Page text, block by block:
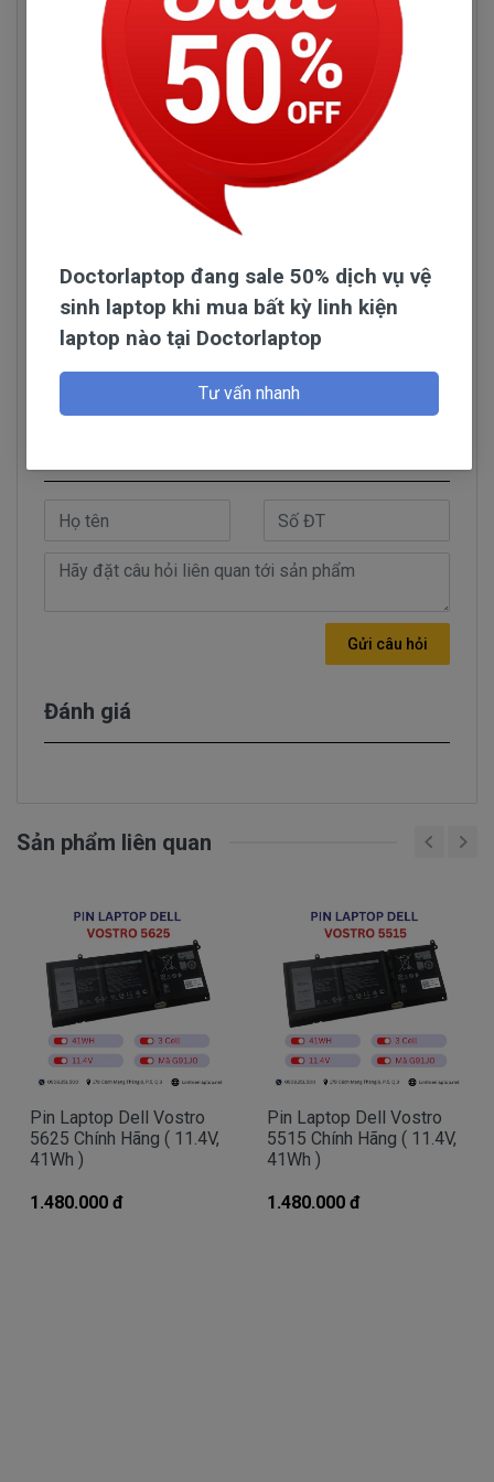
Hình pin laptop Dell Vostro 3591
Pin Máy Tính Xách Dell Vostro 3591
Những Hư Hỏng Thường Gặp
lúc pin laptop đã báo đầy nhưng khi sử
dụng thì lại rất nhanh hết pin.
- Tình trạng dang sử dụng được 15 phút tự
nhiên báo hết pin trong khi đó mới nạp pin 3
tiếng liên tục. pin báo đã đầy 100%. Báo pin
chạy được 2 giờ.
- Nạp pin liên tục nhưng không thấy nhúc
nhích gì vẫn 45% nạp cả tiếng mà ko lên được
- Khi dang sử dụng rút dây adapter ra thì máy
tính chạy được 2 giờ. Nhưng khi tắt nhấn nút
Nhận biết pin dell Vostro 3591 hư
Pin Dell Precision, Inspiron, Latitude, Vostro bị
hư làm sao chúng ta nhận biết?
Có 3 cách để nhận biết pin dell Vostro 3591 bị hư
- Một là khi mở nút nguồn trước khi xuất hiện lo
go Dell sẻ có dòng thông báo pin bị hư cần thay
pin.
cục pin phía dưới bên tay phải nếu thấy dòng thông
báo “ Need replace battery” là chúng ta biết pin
- Ba là ngay đèn tín hiệu của cục pin sẻ chuyển
Đọc thêm
Gửi câu hỏi
Đánh giá
Sản phẩm liên quan
Pin Laptop Dell Vostro
5625 Chính Hãng ( 11.4V,
41Wh )
1.480.000 đ
Pin Laptop Dell Vostro
5515 Chính Hãng ( 11.4V,
41Wh )
1.480.000 đ
Doctorlaptop đang sale 50% dịch vụ vệ
sinh laptop khi mua bất kỳ linh kiện
laptop nào tại Doctorlaptop
Tư vấn nhanh